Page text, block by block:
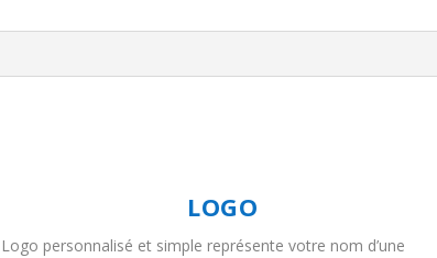
LOGO
Logo personnalisé et simple représente votre nom d’une